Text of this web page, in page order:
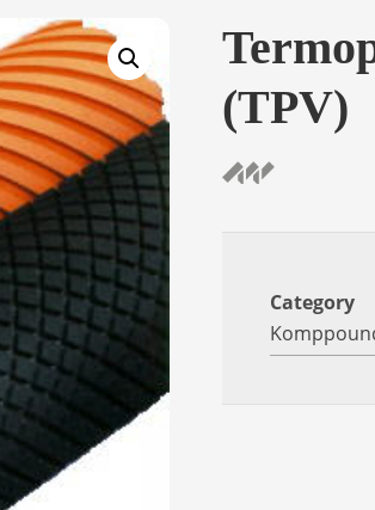
(TPV)
Category